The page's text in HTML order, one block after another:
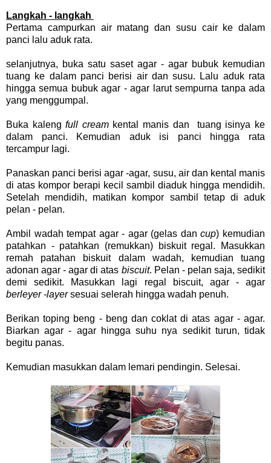
Langkah - langkah
Pertama campurkan air matang dan susu cair ke dalam
panci lalu aduk rata.
selanjutnya, buka satu saset agar - agar bubuk kemudian
tuang ke dalam panci berisi air dan susu. Lalu aduk rata
hingga semua bubuk agar - agar larut sempurna tanpa ada
yang menggumpal.
Buka kalengfull cream kental manis dan tuang isinya ke
dalam panci. Kemudian aduk isi panci hingga rata
tercampur lagi.
Panaskan panci berisi agar -agar, susu, air dan kental manis
di atas kompor berapi kecil sambil diaduk hingga mendidih.
Setelah mendidih, matikan kompor sambil tetap di aduk
pelan - pelan.
Ambil wadah tempat agar - agar (gelas dancup) kemudian
patahkan - patahkan (remukkan) biskuit regal. Masukkan
remah patahan biskuit dalam wadah, kemudian tuang
adonan agar - agar di atas biscuit. Pelan - pelan saja, sedikit
demi sedikit. Masukkan lagi regal biscuit, agar - agar
berleyer -layersesuai selerah hingga wadah penuh.
Berikan toping beng - beng dan coklat di atas agar - agar.
Biarkan agar - agar hingga suhu nya sedikit turun, tidak
begitu panas.
Kemudian masukkan dalam lemari pendingin. Selesai.